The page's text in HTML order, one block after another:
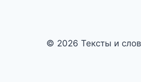
© 2026 Тексты и